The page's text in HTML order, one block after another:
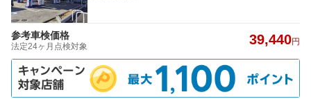
参考車検価格
法定24ヶ月点検対象 39,440円